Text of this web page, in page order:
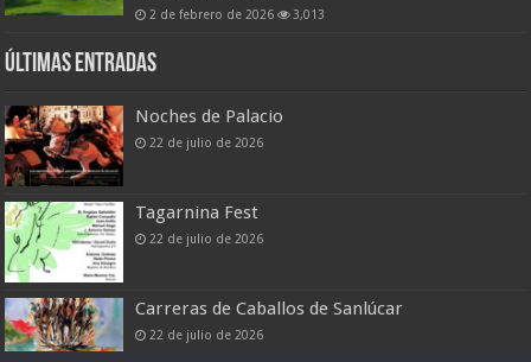
2 de febrero de 2026 3,013
Últimas entradas
Noches de Palacio
22 de julio de 2026
Tagarnina Fest
22 de julio de 2026
Carreras de Caballos de Sanlúcar
22 de julio de 2026